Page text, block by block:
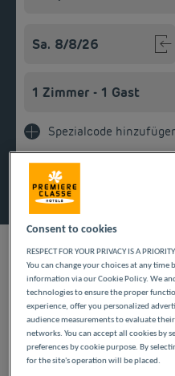
Spezialcode
UNSERE
VILLEJUST
GÜNSTIGEN
Consent to cookies
RESPECT FOR YOUR PRIVACY IS A
You can change your choices at any
information via our Cookie Policy. We
technologies to ensure the proper
experience, offer you personalized
audience measurements to evaluate
networks. You can accept all cookies by
preferences by cookie purpose. By
for the site's operation will be placed.